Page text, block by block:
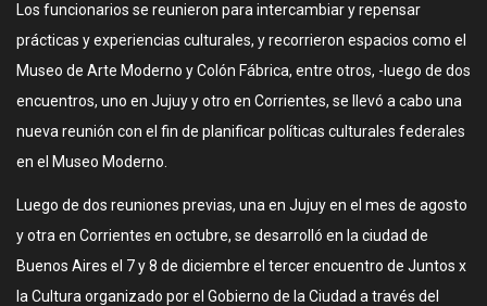
Los funcionarios se reunieron para intercambiar y repensar
prácticas y experiencias culturales, y recorrieron espacios como el
Museo de Arte Moderno y Colón Fábrica, entre otros, -luego de dos
encuentros, uno en Jujuy y otro en Corrientes, se llevó a cabo una
nueva reunión con el fin de planificar políticas culturales federales
en el Museo Moderno.
Luego de dos reuniones previas, una en Jujuy en el mes de agosto
y otra en Corrientes en octubre, se desarrolló en la ciudad de
Buenos Aires el 7 y 8 de diciembre el tercer encuentro de Juntos x
la Cultura organizado por el Gobierno de la Ciudad a través del